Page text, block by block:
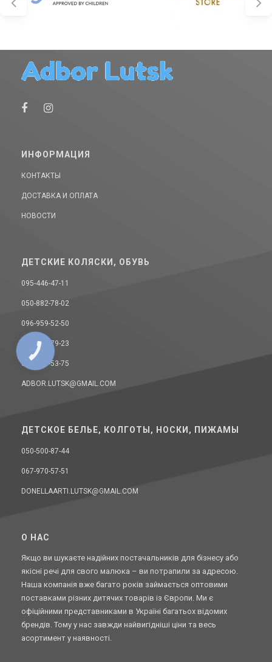
ИНФОРМАЦИЯ
КОНТАКТЫ
ДОСТАВКА И ОПЛАТА
НОВОСТИ
ДЕТСКИЕ КОЛЯСКИ, ОБУВЬ
095-446-47-11
050-882-78-02
096-959-52-50
068-393-79-23
093-157-53-75
ADBOR.LUTSK@GMAIL.COM
ДЕТСКОЕ БЕЛЬЕ, КОЛГОТЫ, НОСКИ, ПИЖАМЫ
050-500-87-44
067-970-57-51
DONELLAARTI.LUTSK@GMAIL.COM
O НАС
Якщо ви шукаєте надійних постачальників для бізнесу або
якісні речі для свого малюка – ви потрапили за адресою.
Наша компанія вже багато років займається оптовими
поставками різних дитячих товарів із Європи. Ми є
офіційними представниками в Україні багатьох відомих
брендів. Тому у нас завжди найвигідніші ціни та весь
асортимент у наявності.
КНОПКА
СВЯЗИ